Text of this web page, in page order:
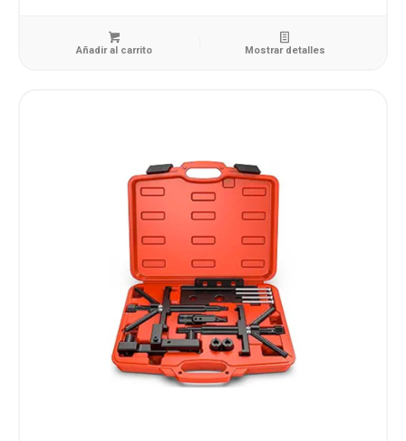
Añadir al carrito Mostrar detalles